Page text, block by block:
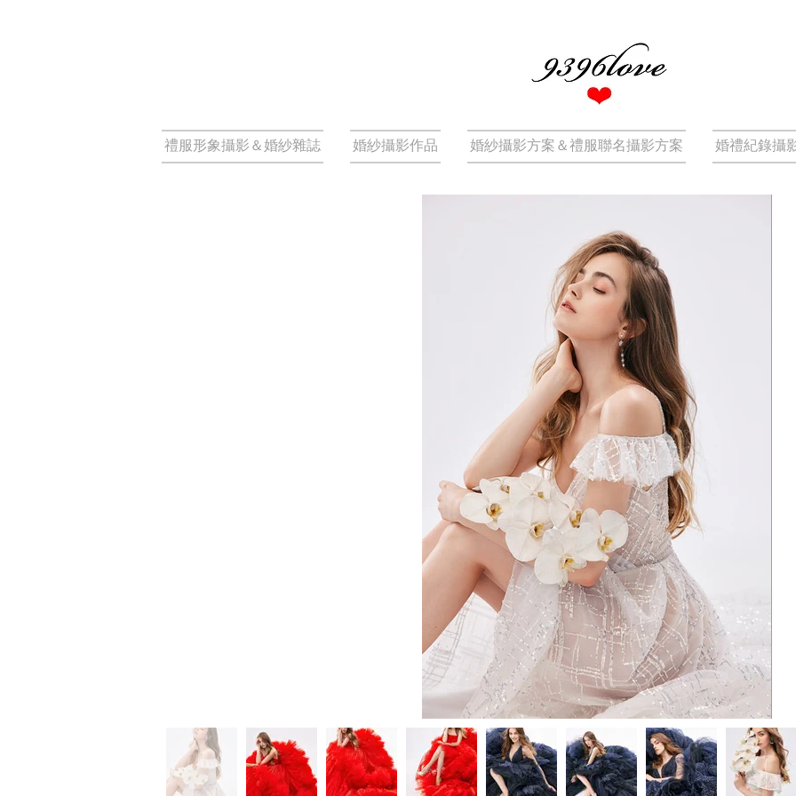
禮服形象攝影＆婚紗雜誌 婚紗攝影作品 婚紗攝影方案＆禮服聯名攝影方案 婚禮紀錄攝